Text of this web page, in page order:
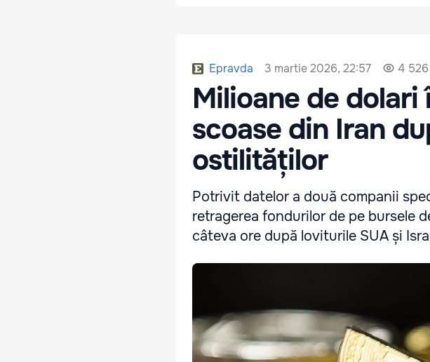
Epravda 3 martie 2026, 22:57 4 526
Milioane de
scoase din Iran
ostilităților
Potrivit datelor a două companii
retragerea fondurilor de pe bursele
câteva ore după loviturile SUA și